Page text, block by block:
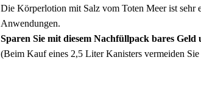
Die Körperlotion mit Salz vom Toten Meer ist
Anwendungen.
Sparen Sie mit diesem Nachfüllpack bares
(Beim Kauf eines 2,5 Liter Kanisters vermeiden